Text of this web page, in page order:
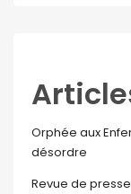
Orphée aux
désordre
Revue de